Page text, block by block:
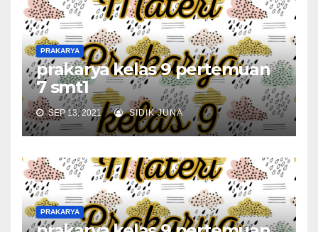
PRAKARYA
prakarya kelas 9 pertemuan
7 smt1
SEP 13, 2021 SIDIK JUNA
PRAKARYA